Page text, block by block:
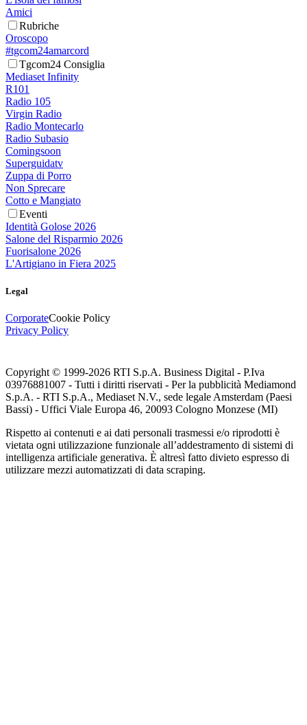
Amici
Rubriche
Oroscopo
#tgcom24amarcord
Tgcom24 Consiglia
Mediaset Infinity
R101
Radio 105
Virgin Radio
Radio Montecarlo
Radio Subasio
Comingsoon
Superguidatv
Zuppa di Porro
Non Sprecare
Cotto e Mangiato
Eventi
Identità Golose 2026
Salone del Risparmio 2026
Fuorisalone 2026
L'Artigiano in Fiera 2025
Legal
CorporateCookie Policy
Privacy Policy
Copyright © 1999-2026 RTI S.p.A. Business Digital - P.Iva
03976881007 - Tutti i diritti riservati - Per la pubblicità Mediamond
S.p.A. - RTI S.p.A., Mediaset N.V., sede legale Amsterdam (Paesi
Bassi) - Uffici Viale Europa 46, 20093 Cologno Monzese (MI)
Rispetto ai contenuti e ai dati personali trasmessi e/o riprodotti è
vietata ogni utilizzazione funzionale all’addestramento di sistemi di
intelligenza artificiale generativa. È altresì fatto divieto espresso di
utilizzare mezzi automatizzati di data scraping.